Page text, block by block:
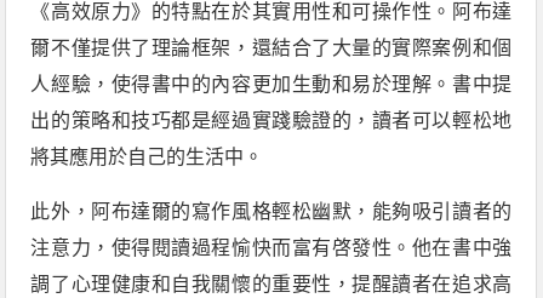
《高效原力》的特點在於其實用性和可操作性。阿布達
爾不僅提供了理論框架，還結合了大量的實際案例和個
人經驗，使得書中的內容更加生動和易於理解。書中提
出的策略和技巧都是經過實踐驗證的，讀者可以輕松地
將其應用於自己的生活中。
此外，阿布達爾的寫作風格輕松幽默，能夠吸引讀者的
注意力，使得閱讀過程愉快而富有啓發性。他在書中強
調了心理健康和自我關懷的重要性，提醒讀者在追求高